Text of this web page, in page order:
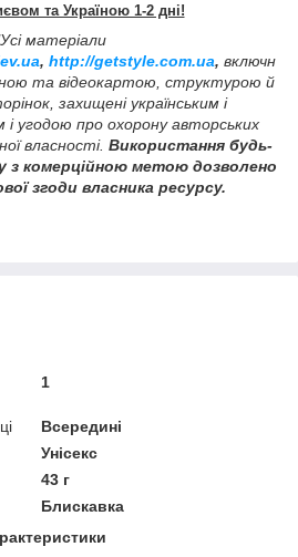
та Україною 1-2 дні!
матеріали
, http://getstyle.com.ua, включн
та відеокартою, структурою й
захищені українським і
угодою про охорону авторських
власності. Використання будь-
з комерційною метою дозволено
згоди власника ресурсу.
1
Всередині
Унісекс
43 г
Блискавка